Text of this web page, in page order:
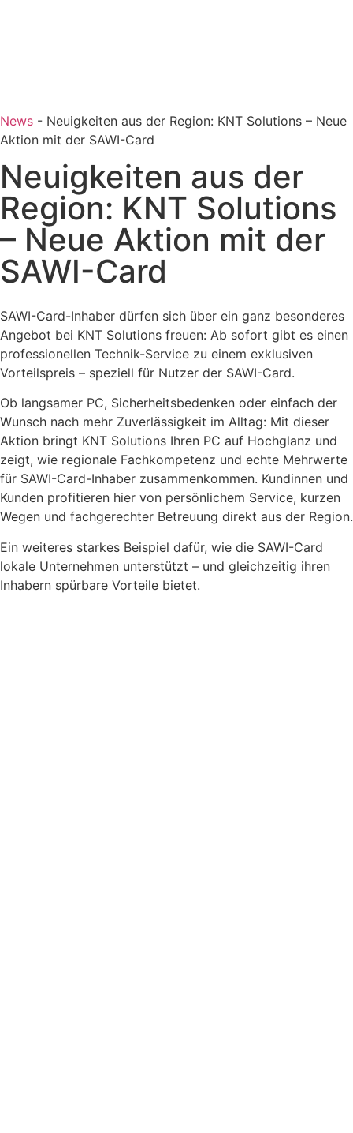
News - Neuigkeiten aus der Region: KNT Solutions – Neue
Aktion mit der SAWI-Card
Neuigkeiten aus der
Region: KNT Solutions
– Neue Aktion mit der
SAWI-Card
SAWI-Card-Inhaber dürfen sich über ein ganz besonderes
Angebot bei KNT Solutions freuen: Ab sofort gibt es einen
professionellen Technik-Service zu einem exklusiven
Vorteilspreis – speziell für Nutzer der SAWI-Card.
Ob langsamer PC, Sicherheitsbedenken oder einfach der
Wunsch nach mehr Zuverlässigkeit im Alltag: Mit dieser
Aktion bringt KNT Solutions Ihren PC auf Hochglanz und
zeigt, wie regionale Fachkompetenz und echte Mehrwerte
für SAWI-Card-Inhaber zusammenkommen. Kundinnen und
Kunden profitieren hier von persönlichem Service, kurzen
Wegen und fachgerechter Betreuung direkt aus der Region.
Ein weiteres starkes Beispiel dafür, wie die SAWI-Card
lokale Unternehmen unterstützt – und gleichzeitig ihren
Inhabern spürbare Vorteile bietet.